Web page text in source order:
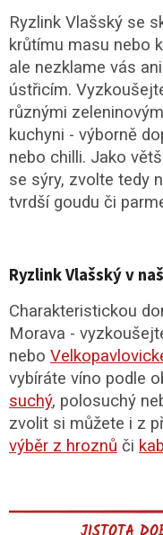
Ryzlink Vlašský se
krůtímu masu nebo
ale nezklame vás
ústřicím.
různými
kuchyni - výborně
nebo chilli. Jako
se sýry, zvolte tedy
tvrdší goudu či
Ryzlink Vlašský v
Charakteristickou
Morava -
nebo
vybíráte víno podle
suchý, polosuchý
zvolit si můžete i z
výběr z hroznů či